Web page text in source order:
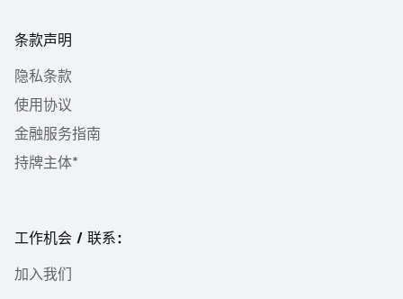
条款声明
隐私条款
使用协议
金融服务指南
持牌主体*
工作机会 / 联系：
加入我们